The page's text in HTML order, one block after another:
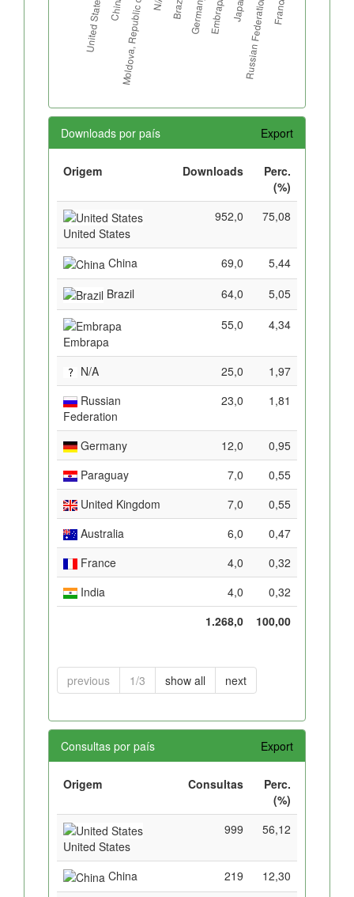
Downloads por país Export
Origem Downloads
Perc.
(%)
United States
952,0 75,08
China 69,0
5,44
Brazil
64,0 5,05
Embrapa
55,0 4,34
N/A 25,0
1,97
Russian
Federation
23,0 1,81
Germany 12,0
0,95
Paraguay
7,0
0,55
United Kingdom
7,0
0,55
Australia
6,0
0,47
France
4,0
0,32
India
4,0
0,32
1.268,0
100,00
previous 1/3 show all next
Consultas por país Export
Origem Consultas
Perc.
(%)
United States
999 56,12
China 219
12,30